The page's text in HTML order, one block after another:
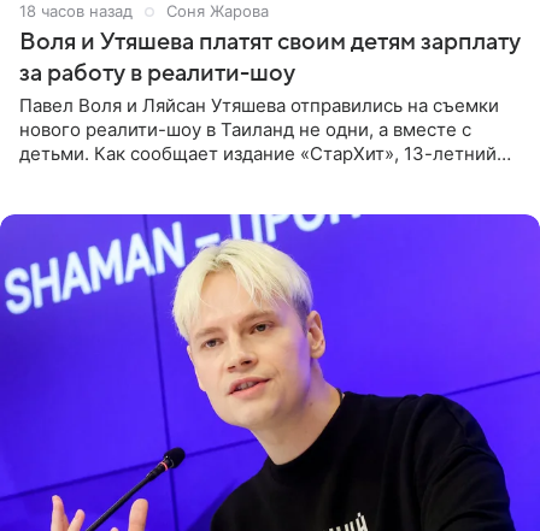
18 часов назад Соня Жарова
Воля и Утяшева платят своим детям зарплату
за работу в реалити-шоу
Павел Воля и Ляйсан Утяшева отправились на съемки
нового реалити-шоу в Таиланд не одни, а вместе с
детьми. Как сообщает издание «СтарХит», 13-летний